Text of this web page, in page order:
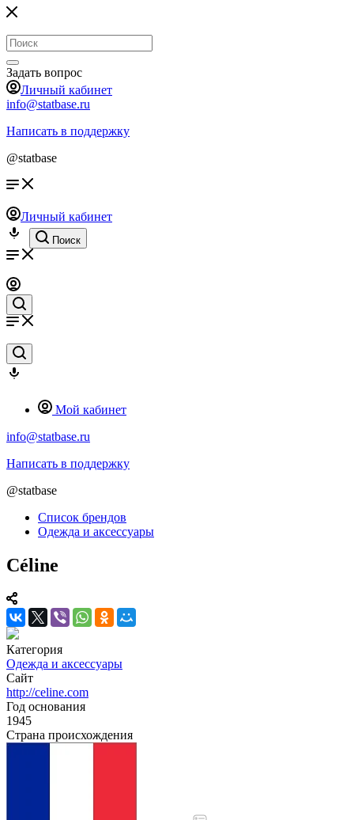
Задать вопрос
Личный кабинет
info@statbase.ru
Написать в поддержку
@statbase
Личный кабинет
Поиск
Мой кабинет
info@statbase.ru
Написать в поддержку
@statbase
Список брендов
Одежда и аксессуары
Céline
Категория
Одежда и аксессуары
Сайт
http://celine.com
Год основания
1945
Страна происхождения